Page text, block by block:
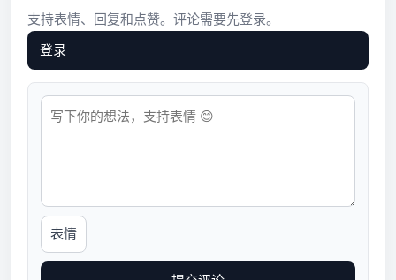
支持表情、回复和点赞。评论需要先登录。
登录
表情